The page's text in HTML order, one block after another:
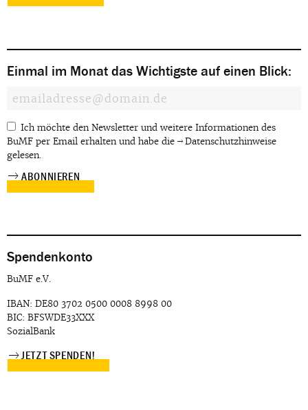
Einmal im Monat das Wichtigste auf einen Blick:
Ich möchte den Newsletter und weitere Informationen des
BuMF per Email erhalten und habe die
Datenschutzhinweise
gelesen.
Spendenkonto
BuMF e.V.
IBAN: DE80 3702 0500 0008 8998 00
BIC: BFSWDE33XXX
SozialBank
JETZT SPENDEN!